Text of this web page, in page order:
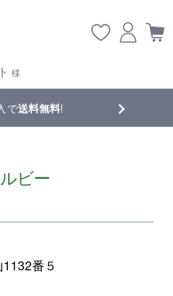
様
で送料無料! 【重要】
ビー
番５